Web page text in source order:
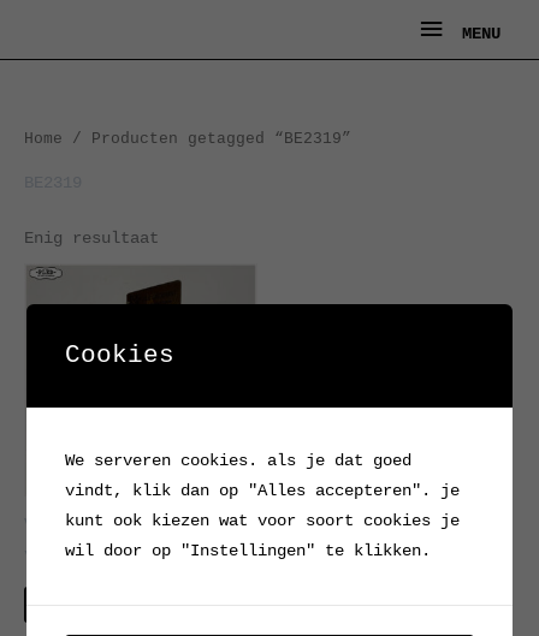
MENU
MENU
Home / Producten getagged “BE2319”
Enig resultaat
Vintage toonbankdisplay
van BAC deodorant
Verkocht
Cookies
We serveren cookies. als je dat goed
vindt, klik dan op "Alles accepteren". je
kunt ook kiezen wat voor soort cookies je
wil door op "Instellingen" te klikken.